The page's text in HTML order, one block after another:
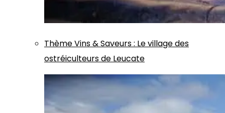
ThèmeVins & Saveurs: Le village des
ostréiculteurs de Leucate